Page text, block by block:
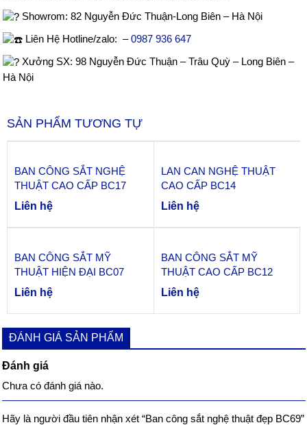
Showrom: 82 Nguyễn Đức Thuận-Long Biên – Hà Nội
Liên Hệ Hotline/zalo: –0987 936 647
Xưởng SX: 98 Nguyễn Đức Thuận – Trâu Quỳ – Long Biên –
Hà Nội
SẢN PHẨM TƯƠNG TỰ
BAN CÔNG SẮT NGHỆ
THUẬT CAO CẤP BC17
Liên hệ
LAN CAN NGHỆ THUẬT
CAO CẤP BC14
Liên hệ
BAN CÔNG SẮT MỸ
THUẬT HIỆN ĐẠI BC07
Liên hệ
BAN CÔNG SẮT MỸ
THUẬT CAO CẤP BC12
Liên hệ
ĐÁNH GIÁ SẢN PHẨM
Đánh giá
Chưa có đánh giá nào.
Hãy là người đầu tiên nhận xét “Ban công sắt nghệ thuật đẹp BC69”